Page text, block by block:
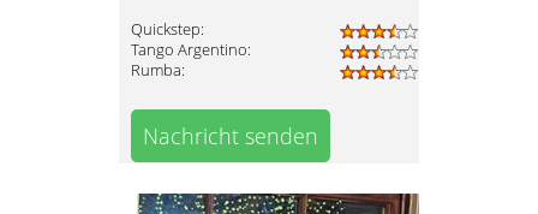
Quickstep:
Tango Argentino:
Rumba:
Nachricht senden